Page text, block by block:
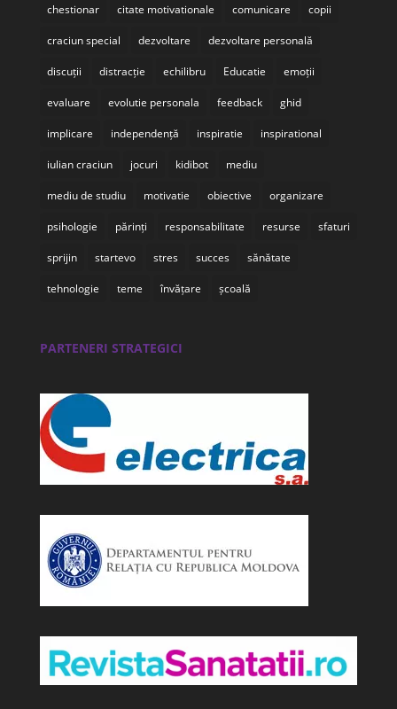
chestionar citate motivationale comunicare copii
craciun special dezvoltare dezvoltare personală
discuții distracție echilibru Educatie emoții
evaluare evolutie personala feedback ghid
implicare independență inspiratie inspirational
iulian craciun jocuri kidibot mediu
mediu de studiu motivatie obiective organizare
psihologie părinți responsabilitate resurse sfaturi
sprijin startevo stres succes sănătate
tehnologie teme învățare școală
PARTENERI STRATEGICI